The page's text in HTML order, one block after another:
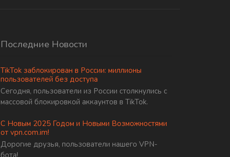
Последние Новости
TikTok заблокирован в России: миллионы
пользователей без доступа
Сегодня, пользователи из России столкнулись с
массовой блокировкой аккаунтов в TikTok.
С Новым 2025 Годом и Новыми Возможностями
от vpn.com.im!
Дорогие друзья, пользователи нашего VPN-